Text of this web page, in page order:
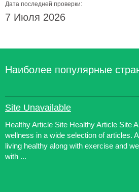
Дата последней проверки:
7 Июля 2026
Наиболее популярные
Site Unavailable
Healthy Article Site Healthy Article Site
wellness in a wide selection of articles.
living healthy along with exercise and
with ...